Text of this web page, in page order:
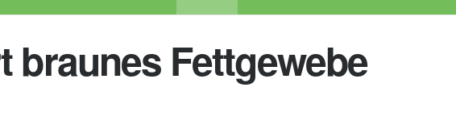
braunes Fettgewebe